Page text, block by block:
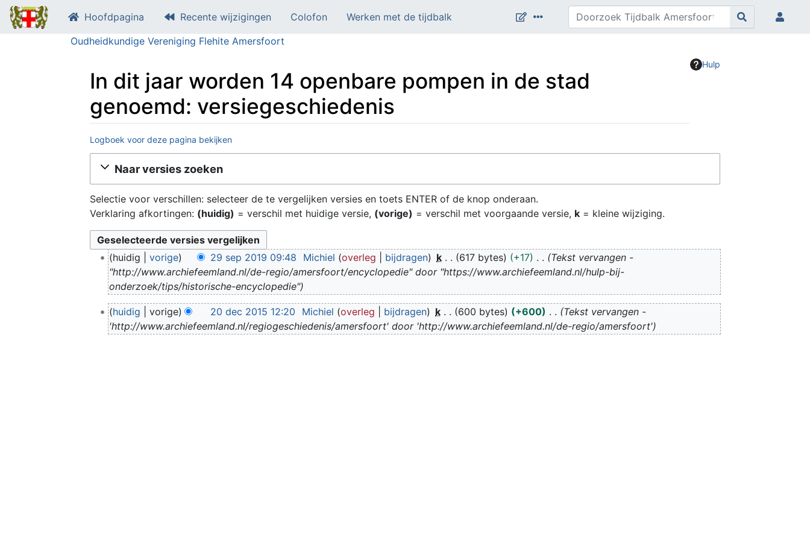
Hoofdpagina Recente wijzigingen Colofon
Werken met de tijdbalk
Oudheidkundige Vereniging Flehite Amersfoort
Hulp
In dit jaar worden 14 openbare pompen in de stad
genoemd: versiegeschiedenis
Logboek voor deze pagina bekijken
Ga naar:navigatie,zoeken
Naar versies zoeken
Selectie voor verschillen: selecteer de te vergelijken versies en toets ENTER of de knop onderaan.
Verklaring afkortingen: (huidig) = verschil met huidige versie, (vorige) = verschil met voorgaande versie, k = kleine wijziging.
huidig vorige 29 sep 2019 09:48 Michiel overleg bijdragen k 617 bytes +17
Tekst vervangen -
"http://www.archiefeemland.nl/de-regio/amersfoort/encyclopedie" door "https://www.archiefeemland.nl/hulp-bij-
onderzoek/tips/historische-encyclopedie"
huidig vorige 20 dec 2015 12:20 Michiel overleg bijdragen k 600 bytes +600
Tekst vervangen -
'http://www.archiefeemland.nl/regiogeschiedenis/amersfoort' door 'http://www.archiefeemland.nl/de-regio/amersfoort'